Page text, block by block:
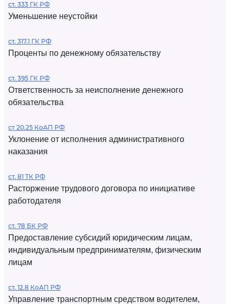
ст. 333 ГК РФ
Уменьшение неустойки
ст. 317.1 ГК РФ
Проценты по денежному обязательству
ст. 395 ГК РФ
Ответственность за неисполнение денежного
обязательства
ст 20.25 КоАП РФ
Уклонение от исполнения административного
наказания
ст. 81 ТК РФ
Расторжение трудового договора по инициативе
работодателя
ст. 78 БК РФ
Предоставление субсидий юридическим лицам,
индивидуальным предпринимателям, физическим
лицам
ст. 12.8 КоАП РФ
Управление транспортным средством водителем,